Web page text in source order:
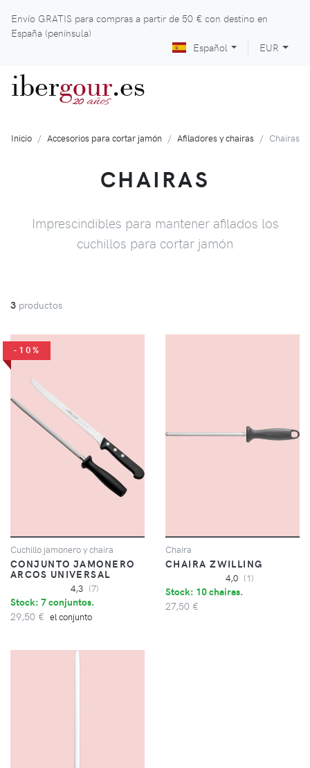
Envío GRATIS para compras a partir de 50 € con destino en
España (península)
Español
EUR
ibergour
20 años .es
Inicio Accesorios para cortar jamón Afiladores y chairas Chairas
CHAIRAS
Imprescindibles para mantener afilados los
cuchillos para cortar jamón
3 productos
-10%
Cuchillo jamonero y chaira
CONJUNTO JAMONERO
ARCOS UNIVERSAL
4,3 (7)
Stock: 7 conjuntos.
29,50 € el conjunto
Chaira
CHAIRA ZWILLING
4,0 (1)
Stock: 10 chairas.
27,50 €